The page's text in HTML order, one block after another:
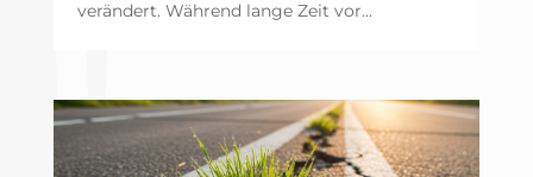
verändert. Während lange Zeit vor...